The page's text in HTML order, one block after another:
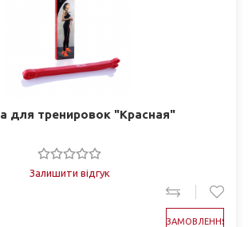
для тренировок "Красная"
Залишити відгук
ЗАМОВЛЕННЯ